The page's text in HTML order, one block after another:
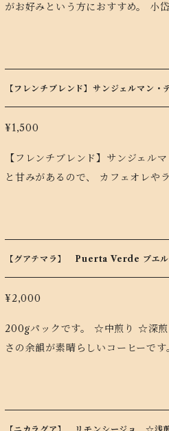
がお好みという方におすすめ。
【フレンチブレンド】サンジェルマン
¥1,500
【フレンチブレンド】サンジェルマン・
と甘みがあるので、 カフェオレや
【グアテマラ】 Puerta Verde プ
¥2,000
200gパックです。 ☆中煎り ☆深煎り 引き締まった酸味と密度のある舌触り。 芳醇な香
さの余韻が素晴らしいコーヒーです。 プエルタ・ベルデ農園の名前の由来は 農園の門が緑色
ア火山、アカテナンゴ火山、フエ